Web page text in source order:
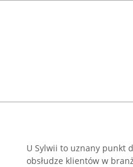
U Sylwii to uznany punkt
obsłudze klientów w